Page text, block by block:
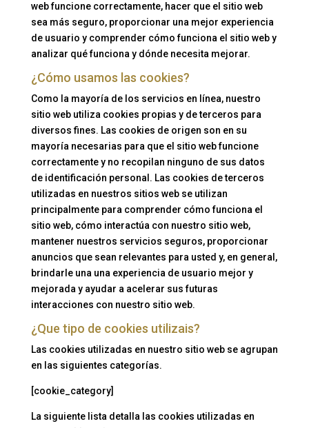
web funcione correctamente, hacer que el sitio web
sea más seguro, proporcionar una mejor experiencia
de usuario y comprender cómo funciona el sitio web y
analizar qué funciona y dónde necesita mejorar.
¿Cómo usamos las cookies?
Como la mayoría de los servicios en línea, nuestro
sitio web utiliza cookies propias y de terceros para
diversos fines. Las cookies de origen son en su
mayoría necesarias para que el sitio web funcione
correctamente y no recopilan ninguno de sus datos
de identificación personal. Las cookies de terceros
utilizadas en nuestros sitios web se utilizan
principalmente para comprender cómo funciona el
sitio web, cómo interactúa con nuestro sitio web,
mantener nuestros servicios seguros, proporcionar
anuncios que sean relevantes para usted y, en general,
brindarle una una experiencia de usuario mejor y
mejorada y ayudar a acelerar sus futuras
interacciones con nuestro sitio web.
¿Que tipo de cookies utilizais?
Las cookies utilizadas en nuestro sitio web se agrupan
en las siguientes categorías.
[cookie_category]
La siguiente lista detalla las cookies utilizadas en